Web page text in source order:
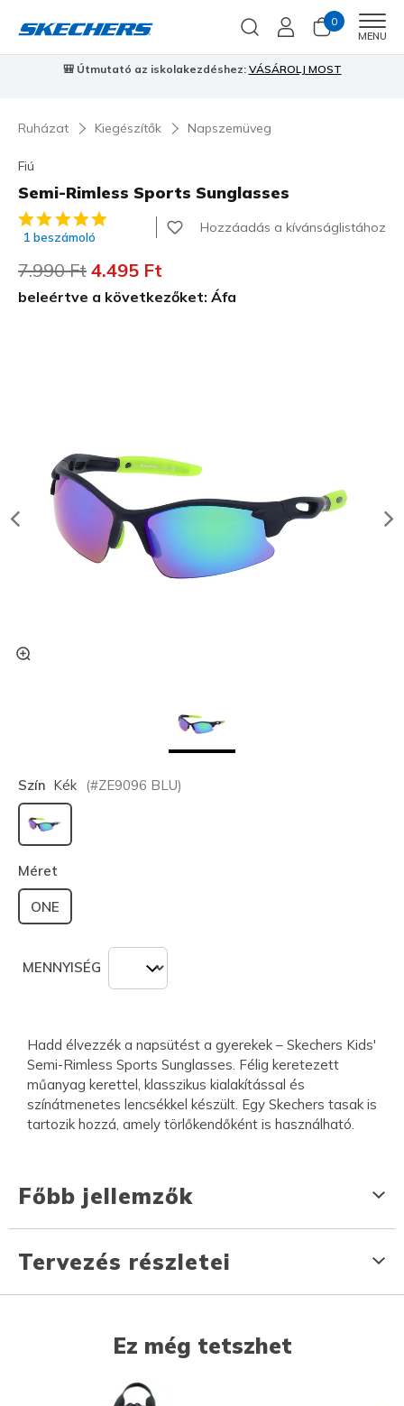
0
MENU
🎒 Útmutató az iskolakezdéshez: VÁSÁROLJ MOST
Ruházat Kiegészítők Napszemüveg
Fiú
Semi-Rimless Sports Sunglasses
5 az 5-ből ügyfélértékelés
1 beszámoló
Hozzáadás a kívánságlistához
Az ár a következőhöz képest csökkent:
7.990 Ft címzett:
4.495 Ft
beleértve a következőket: Áfa
Szín Kék (#ZE9096 BLU)
kiválasztva
Méret
ONE
MENNYISÉG
Hadd élvezzék a napsütést a gyerekek – Skechers Kids'
Semi-Rimless Sports Sunglasses. Félig keretezett
műanyag kerettel, klasszikus kialakítással és
színátmenetes lencsékkel készült. Egy Skechers tasak is
tartozik hozzá, amely törlőkendőként is használható.
Főbb jellemzők
Tervezés részletei
Ez még tetszhet